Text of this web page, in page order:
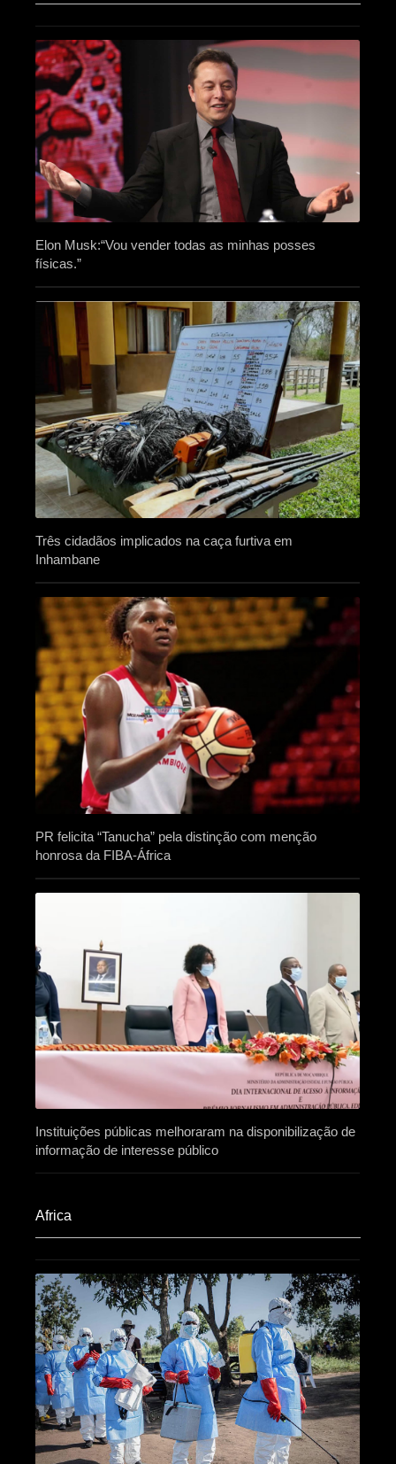
Elon Musk:“Vou vender todas as minhas posses
físicas.”
Três cidadãos implicados na caça furtiva em
Inhambane
PR felicita “Tanucha” pela distinção com menção
honrosa da FIBA-África
Instituições públicas melhoraram na disponibilização de
informação de interesse público
Africa​